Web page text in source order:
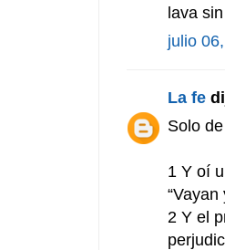
lava
julio
La fe
Solo
1 Y oí
2 Y el